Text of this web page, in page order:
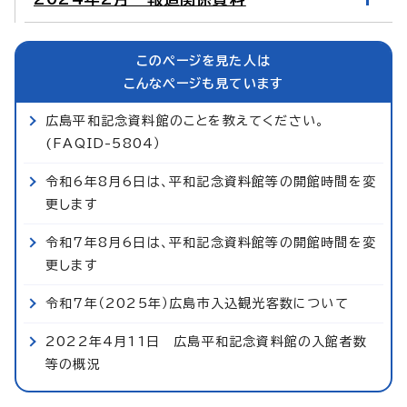
このページを見た人は
こんなページも見ています
広島平和記念資料館のことを教えてください。
(FAQID-5804）
令和6年8月6日は、平和記念資料館等の開館時間を変
更します
令和7年8月6日は、平和記念資料館等の開館時間を変
更します
令和7年（2025年）広島市入込観光客数について
2022年4月11日 広島平和記念資料館の入館者数
等の概況